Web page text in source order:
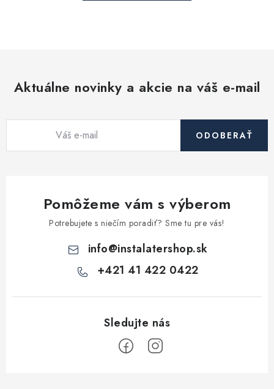
Aktuálne novinky a akcie na váš e-mail
ODOBERAŤ
Pomôžeme vám s výberom
Potrebujete s niečím poradiť? Sme tu pre vás!
info@instalatershop.sk
+421 41 422 0422